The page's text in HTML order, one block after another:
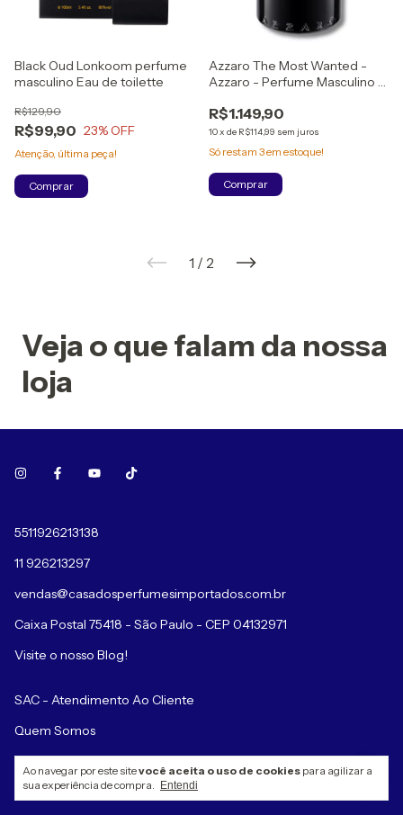
Ao navegar por este sitevocê aceita o uso de cookies para agilizar a
sua experiência de compra.
Entendi
masculino Eau de toilette
R$99,90
R$129,90
23% OFF
Atenção, última peça!
Azzaro - Perfume Masculino -
Eau de Parfum Intense -
100ml (LACRADO)
R$1.149,90
10 x deR$114,99 sem juros
Só restam em estoque!
Veja o que falam da nossa
loja
5511926213138
11 926213297
vendas@casadosperfumesimportados.com.br
Caixa Postal 75418 - São Paulo - CEP 04132971
SAC - Atendimento Ao Cliente
Quem Somos
Amamos Decants - O Que São Decants e Perfumes de B